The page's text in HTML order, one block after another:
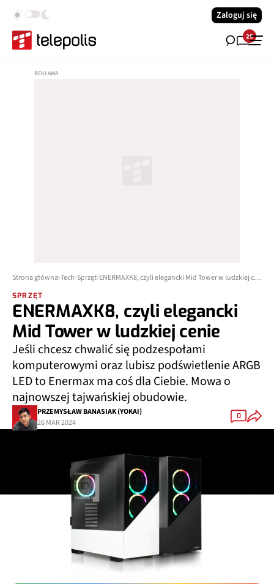
Zaloguj się
29
Strona główna Tech Sprzęt ENERMAXK8, czyli elegancki Mid Tower w ludzkiej cenie
SPRZĘT
ENERMAXK8, czyli elegancki
Mid Tower w ludzkiej cenie
Jeśli chcesz chwalić się podzespołami
komputerowymi oraz lubisz podświetlenie ARGB
LED to Enermax ma coś dla Ciebie. Mowa o
najnowszej tajwańskiej obudowie.
PRZEMYSŁAW BANASIAK (YOKAI)
26 MAR 2024
0